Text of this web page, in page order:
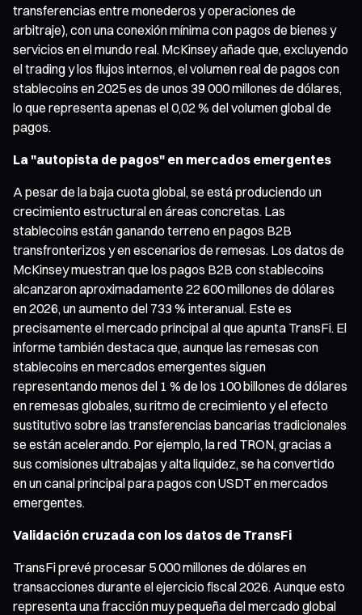
transferencias entre monederos y operaciones de
arbitraje), con una conexión mínima con pagos de bienes y
servicios en el mundo real. McKinsey añade que, excluyendo
el trading y los flujos internos, el volumen real de pagos con
stablecoins en 2025 es de unos 39 000 millones de dólares,
lo que representa apenas el 0,02 % del volumen global de
pagos.
La "autopista de pagos" en mercados emergentes
A pesar de la baja cuota global, se está produciendo un
crecimiento estructural en áreas concretas. Las
stablecoins están ganando terreno en pagos B2B
transfronterizos y en escenarios de remesas. Los datos de
McKinsey muestran que los pagos B2B con stablecoins
alcanzaron aproximadamente 22 600 millones de dólares
en 2026, un aumento del 733 % interanual. Este es
precisamente el mercado principal al que apunta TransFi. El
informe también destaca que, aunque las remesas con
stablecoins en mercados emergentes siguen
representando menos del 1 % de los 100 billones de dólares
en remesas globales, su ritmo de crecimiento y el efecto
sustitutivo sobre las transferencias bancarias tradicionales
se están acelerando. Por ejemplo, la red TRON, gracias a
sus comisiones ultrabajas y alta liquidez, se ha convertido
en un canal principal para pagos con USDT en mercados
emergentes.
Validación cruzada con los datos de TransFi
TransFi prevé procesar 5 000 millones de dólares en
transacciones durante el ejercicio fiscal 2026. Aunque esto
representa una fracción muy pequeña del mercado global